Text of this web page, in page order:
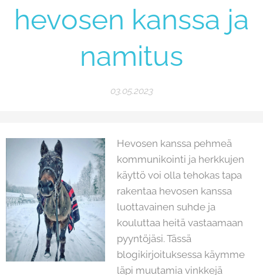
hevosen kanssa ja
namitus
03.05.2023
Hevosen kanssa pehmeä
kommunikointi ja herkkujen
käyttö voi olla tehokas tapa
rakentaa hevosen kanssa
luottavainen suhde ja
kouluttaa heitä vastaamaan
pyyntöjäsi. Tässä
blogikirjoituksessa käymme
läpi muutamia vinkkejä